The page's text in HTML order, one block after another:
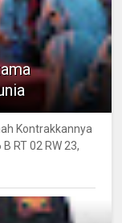
Kontrakkannya
RT 02 RW 23,